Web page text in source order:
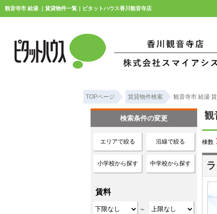
観音寺市 給湯 ｜賃貸物件一覧｜ピタットハウス香川観音寺店
TOPページ 賃貸物件検索 観音寺市 給湯
観
棟数
検索条件の変更
エリアで絞る 沿線で絞る
小学校から探す 中学校から探す
賃料
～